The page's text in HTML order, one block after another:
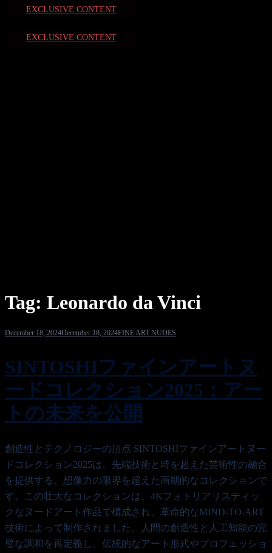
EXCLUSIVE CONTENT
EXCLUSIVE CONTENT
Tag: Leonardo da Vinci
December 18, 2024December 18, 2024FINE ART NUDES
SINTOSHIファインアートヌ
ードコレクション2025：アー
トの未来を公開
創造性とテクノロジーの頂点 SINTOSHIファインアートヌー
ドコレクション2025は、先端技術と時を超えた芸術性の融合
を提供する、想像力の限界を超えた画期的なコレクションで
す。この壮大なコレクションは、4Kフォトリアリスティッ
クなヌードアート作品で構成され、革命的なMIND-TO-ART
技術によって制作されました。人間の創造性と人工知能の完
璧な調和を再定義し、伝統的なアート形式やプロフェッショ